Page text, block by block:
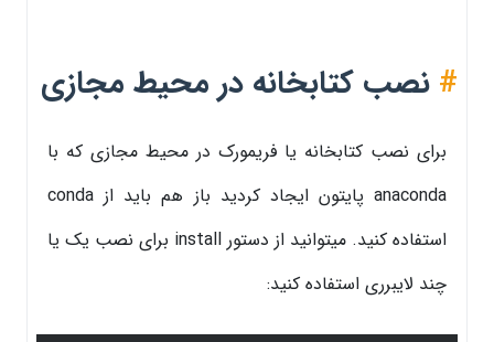
# نصب کتابخانه در محیط مجازی
برای نصب کتابخانه یا فریمورک در محیط مجازی که با
anaconda پایتون ایجاد کردید باز هم باید از conda
استفاده کنید. میتوانید از دستور install برای نصب یک یا
چند لایبرری استفاده کنید: